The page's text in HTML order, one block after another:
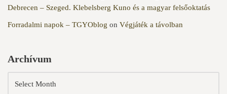
Debrecen – Szeged. Klebelsberg Kuno és a magyar felsőoktatás
Forradalmi napok – TGYOblog on Végjáték a távolban
Archívum